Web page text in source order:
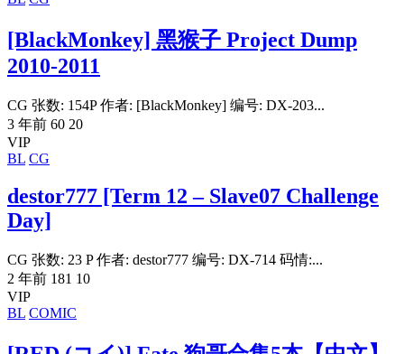
[BlackMonkey] 黑猴子 Project Dump
2010-2011
CG 张数: 154P 作者: [BlackMonkey] 编号: DX-203...
3 年前 60 20
VIP
BL CG
destor777 [Term 12 – Slave07 Challenge
Day]
CG 张数: 23 P 作者: destor777 编号: DX-714 码情:...
2 年前 181 10
VIP
BL COMIC